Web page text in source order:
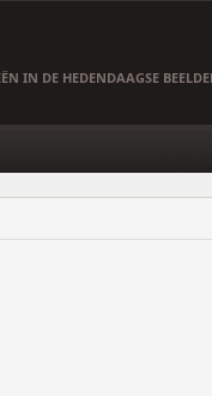
IN DE HEDENDAAGSE